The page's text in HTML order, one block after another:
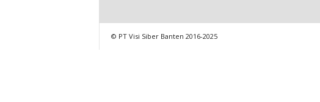
© PT Visi Siber Banten 2016-2025